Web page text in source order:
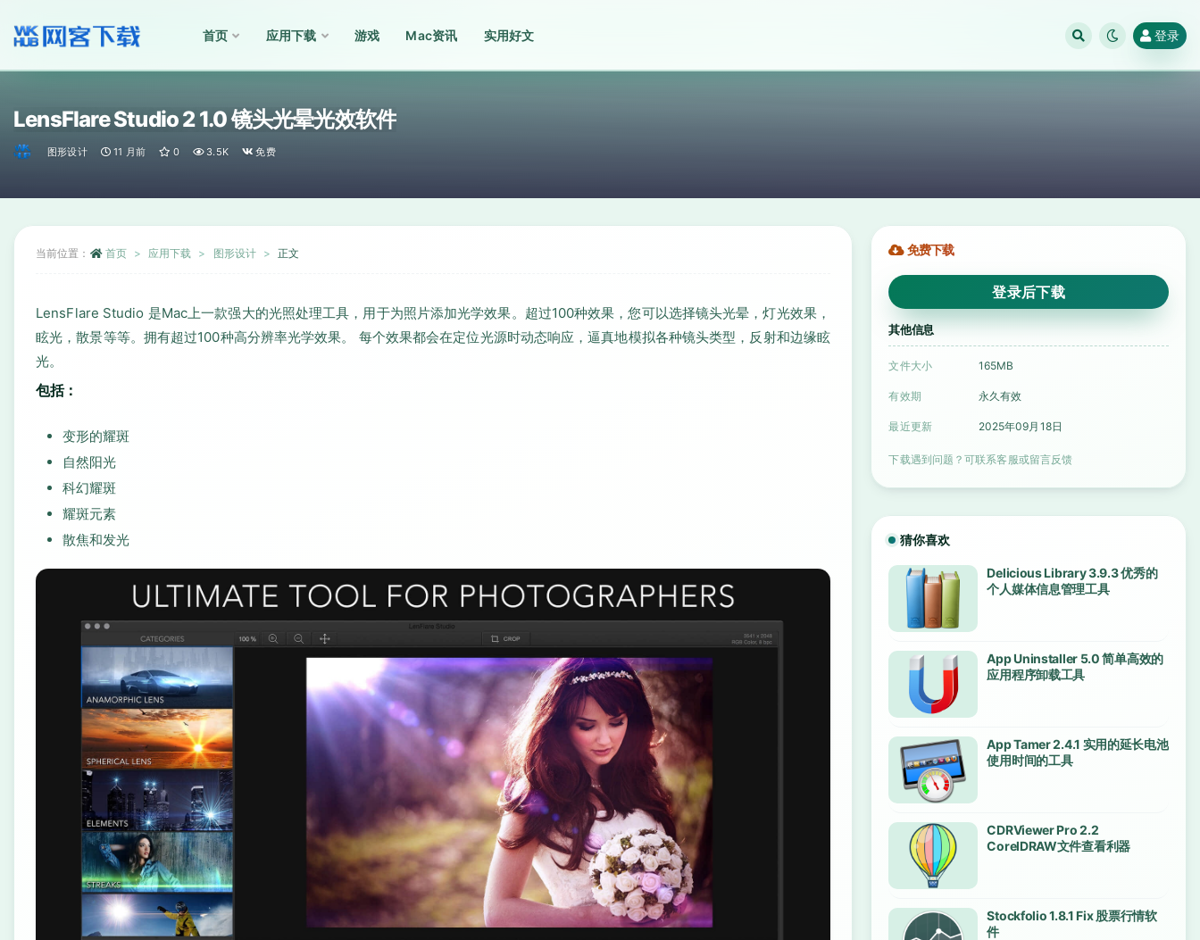
首页 应用下载 游戏 Mac资讯 实用好文 登录
LensFlare Studio 2 1.0 镜头光晕光效软件
图形设计 11 月前 0 3.5K 免费
当前位置： 首页 应用下载 图形设计 正文
LensFlare Studio 是Mac上一款强大的光照处理工具，用于为照片添加光学效果。超过100种效果，您可以选择镜头光晕，灯光效果，
眩光，散景等等。拥有超过100种高分辨率光学效果。 每个效果都会在定位光源时动态响应，逼真地模拟各种镜头类型，反射和边缘眩
光。
包括：
变形的耀斑
自然阳光
科幻耀斑
耀斑元素
散焦和发光
免费下载
登录后下载
其他信息
文件大小 165MB
有效期 永久有效
最近更新 2025年09月18日
下载遇到问题？可联系客服或留言反馈
猜你喜欢
Delicious Library 3.9.3 优秀的
个人媒体信息管理工具
App Uninstaller 5.0 简单高效的
应用程序卸载工具
App Tamer 2.4.1 实用的延长电池
使用时间的工具
CDRViewer Pro 2.2
CorelDRAW文件查看利器
Stockfolio 1.8.1 Fix 股票行情软
件